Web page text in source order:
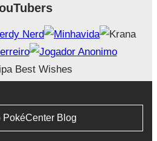
PokéCenter Blog